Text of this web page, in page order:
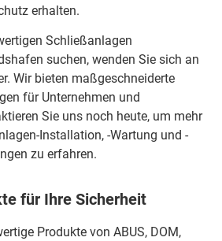
erhalten.
Schließanlagen
suchen, wenden Sie sich an
Wir bieten maßgeschneiderte
für Unternehmen und
Sie uns noch heute, um mehr
Installation, -Wartung und -
zu erfahren.
für Ihre Sicherheit
Produkte von ABUS, DOM,